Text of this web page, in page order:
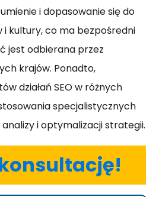
i dopasowanie się do
i kultury, co ma bezpośredni
jest odbierana przez
krajów. Ponadto,
działań SEO w różnych
specjalistycznych
analizy i optymalizacji strategii.